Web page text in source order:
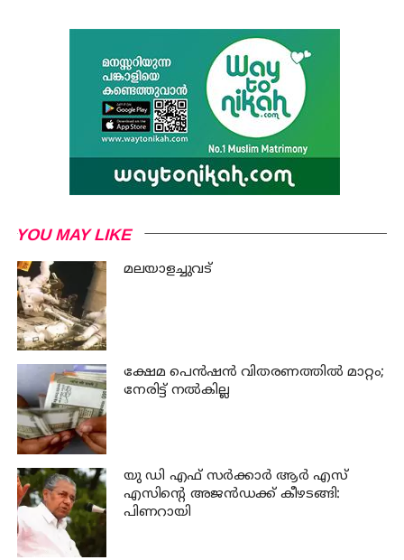
YOU MAY LIKE
മലയാളച്ചുവട്
ക്ഷേമ പെന്‍ഷന്‍ വിതരണത്തില്‍ മാറ്റം;
നേരിട്ട് നല്‍കില്ല
യു ഡി എഫ് സര്‍ക്കാര്‍ ആര്‍ എസ്
എസിന്റെ അജന്‍ഡക്ക്‌ കീഴടങ്ങി:
പിണറായി